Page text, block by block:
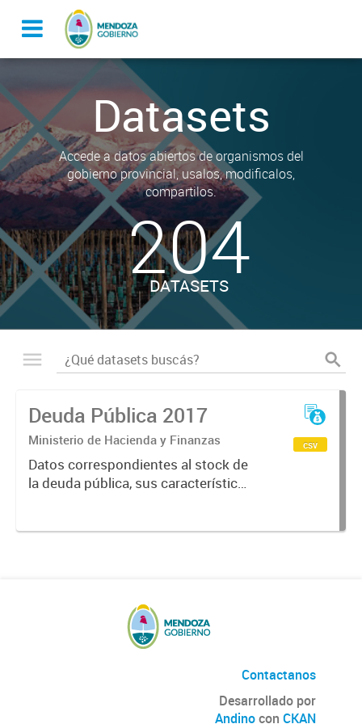
Datasets
Accede a datos abiertos de organismos del
gobierno provincial, usalos, modificalos,
compartilos.
204
DATASETS
Deuda Pública 2017
Ministerio de Hacienda y Finanzas
Datos correspondientes al stock de
la deuda pública, sus características
vigentes, calificaciones al emisor.
csv
Contactanos
Desarrollado por
Andinocon CKAN